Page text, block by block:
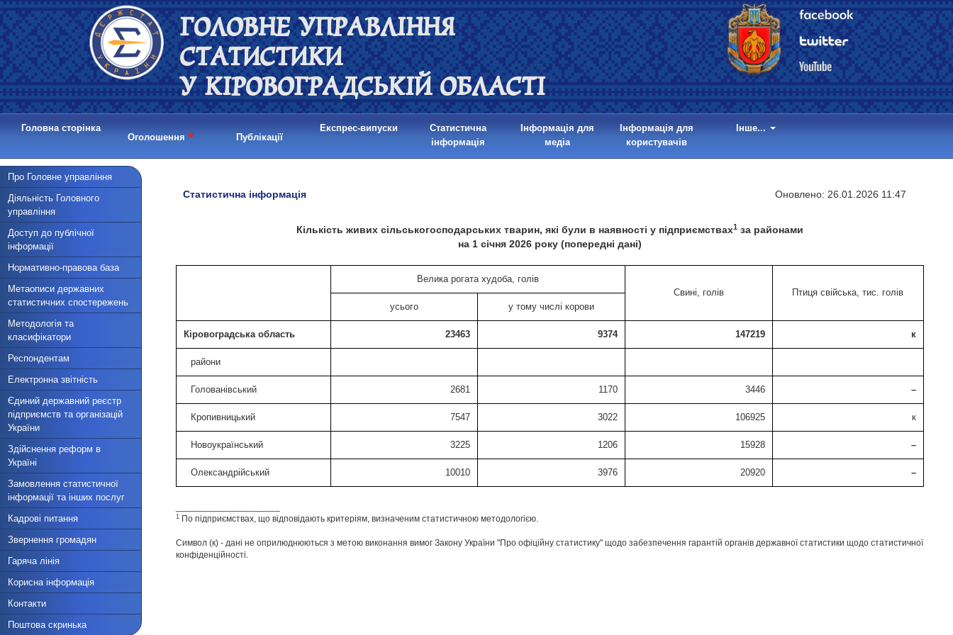
ГОЛОВНЕ УПРАВЛІННЯ
СТАТИСТИКИ
У КІРОВОГРАДСЬКІЙ ОБЛАСТІ
Головна сторінка
Оголошення • Публікації
Експрес-випуски
Статистична
інформація
Інформація для
медіа
Інформація для
користувачів
Інше...
Про Головне управління
Діяльність Головного
управління
Доступ до публічної
інформації
Нормативно-правова база
Метаописи державних
статистичних спостережень
Методологія та
класифікатори
Респондентам
Електронна звітність
Єдиний державний реєстр
підприємств та організацій
України
Здійснення реформ в
Україні
Замовлення статистичної
інформації та інших послуг
Кадрові питання
Звернення громадян
Гаряча лінія
Корисна інформація
Контакти
Поштова скринька
Статистична інформація Оновлено: 26.01.2026 11:47
Кількість живих сільськогосподарських тварин, які були в наявності у підприємствах1за районами
на 1 січня 2026 року (попередні дані)
Велика рогата худоба, голів
Свині, голів
Птиця свійська, тис. голів
усього
у тому числі корови
Кіровоградська область 23463 9374 147219 к
райони
Голованівський 2681 1170 3446 –
Кропивницький 7547 3022 106925 к
Новоукраїнський 3225 1206 15928 –
Олександрійський 10010 3976 20920 –
1 По підприємствах, що відповідають критеріям, визначеним статистичною методологією.
Символ (к) - дані не оприлюднюються з метою виконання вимог Закону України "Про офіційну статистику" щодо забезпечення гарантій органів державної статистики щодо статистичної
конфіденційності.